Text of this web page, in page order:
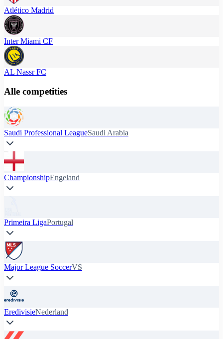
Atlético Madrid
Inter Miami CF
AL Nassr FC
Alle competities
Saudi Professional LeagueSaudi Arabia
ChampionshipEngeland
Primeira LigaPortugal
Major League SoccerVS
EredivisieNederland